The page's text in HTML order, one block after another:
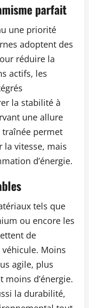
parfait
une priorité
adoptent des
réduire la
actifs, les
la stabilité à
une allure
traînée permet
la vitesse, mais
d’énergie.
tels que
ou encore les
de
Moins
agile, plus
d’énergie.
la durabilité,